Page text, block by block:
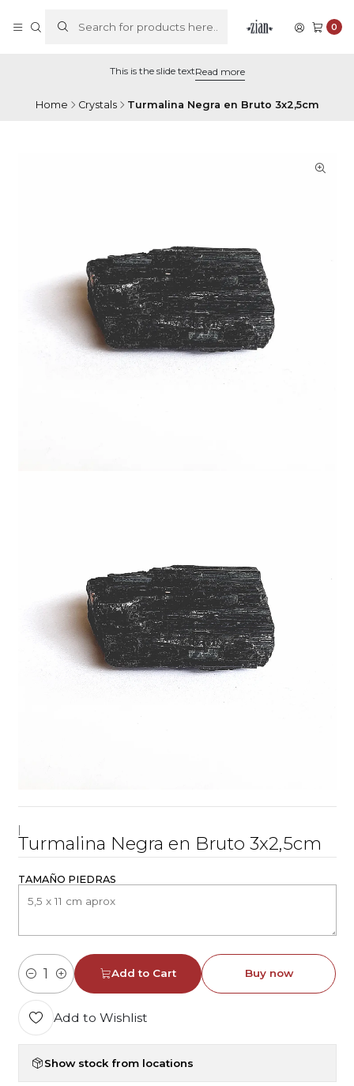
0
This is the slide textRead more
Home Crystals Turmalina Negra en Bruto 3x2,5cm
Turmalina Negra en Bruto 3x2,5cm
TAMAÑO PIEDRAS
Quantity
Add to Cart Buy now
Add to Wishlist
Show stock from locations